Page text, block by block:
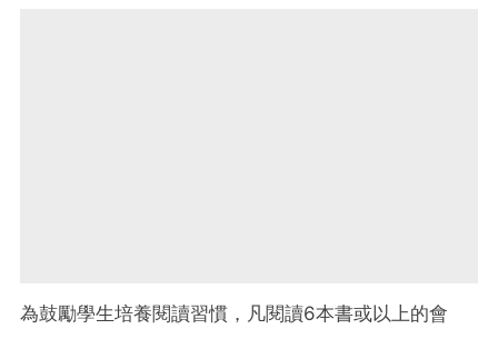
為鼓勵學生培養閱讀習慣，凡閱讀6本書或以上的會